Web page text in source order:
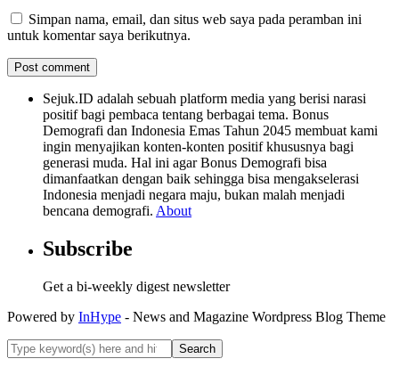
Simpan nama, email, dan situs web saya pada peramban ini
untuk komentar saya berikutnya.
Sejuk.ID adalah sebuah platform media yang berisi narasi
positif bagi pembaca tentang berbagai tema. Bonus
Demografi dan Indonesia Emas Tahun 2045 membuat kami
ingin menyajikan konten-konten positif khususnya bagi
generasi muda. Hal ini agar Bonus Demografi bisa
dimanfaatkan dengan baik sehingga bisa mengakselerasi
Indonesia menjadi negara maju, bukan malah menjadi
bencana demografi. About
Subscribe
Get a bi-weekly digest newsletter
Powered by InHype - News and Magazine Wordpress Blog Theme